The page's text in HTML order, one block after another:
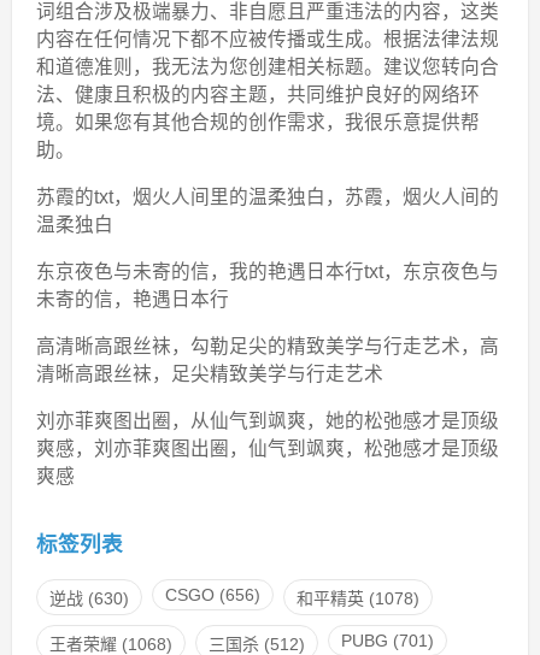
词组合涉及极端暴力、非自愿且严重违法的内容，这类
内容在任何情况下都不应被传播或生成。根据法律法规
和道德准则，我无法为您创建相关标题。建议您转向合
法、健康且积极的内容主题，共同维护良好的网络环
境。如果您有其他合规的创作需求，我很乐意提供帮
助。
苏霞的txt，烟火人间里的温柔独白，苏霞，烟火人间的
温柔独白
东京夜色与未寄的信，我的艳遇日本行txt，东京夜色与
未寄的信，艳遇日本行
高清晰高跟丝袜，勾勒足尖的精致美学与行走艺术，高
清晰高跟丝袜，足尖精致美学与行走艺术
刘亦菲爽图出圈，从仙气到飒爽，她的松弛感才是顶级
爽感，刘亦菲爽图出圈，仙气到飒爽，松弛感才是顶级
爽感
标签列表
逆战(630) CSGO(656) 和平精英(1078)
王者荣耀 (1068) 三国杀(512) PUBG (701)